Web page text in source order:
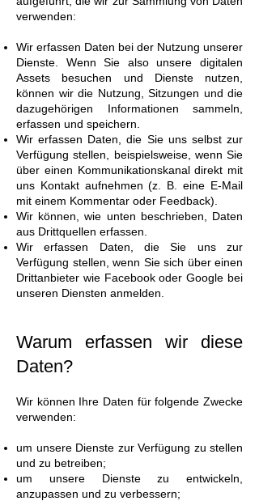
verwenden:
Wir erfassen Daten bei der Nutzung unserer
Dienste. Wenn Sie also unsere digitalen
Assets besuchen und Dienste nutzen,
können wir die Nutzung, Sitzungen und die
dazugehörigen Informationen sammeln,
erfassen und speichern.
Wir erfassen Daten, die Sie uns selbst zur
Verfügung stellen, beispielsweise, wenn Sie
über einen Kommunikationskanal direkt mit
uns Kontakt aufnehmen (z. B. eine E-Mail
mit einem Kommentar oder Feedback).
Wir können, wie unten beschrieben, Daten
aus Drittquellen erfassen.
Wir erfassen Daten, die Sie uns zur
Verfügung stellen, wenn Sie sich über einen
Drittanbieter wie Facebook oder Google bei
unseren Diensten anmelden.
Warum erfassen wir diese
Daten?
Wir können Ihre Daten für folgende Zwecke
verwenden:
um unsere Dienste zur Verfügung zu stellen
und zu betreiben;
um unsere Dienste zu entwickeln,
anzupassen und zu verbessern;